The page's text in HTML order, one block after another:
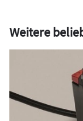
Weitere